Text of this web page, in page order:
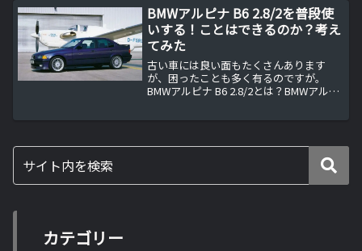
BMW5シリーズをベースにしたアルピナ
D5は...
BMWアルピナ B6 2.8/2を普段使
いする！ことはできるのか？考え
てみた
古い車には良い面もたくさんあります
が、困ったことも多く有るのですが。
BMWアルピナ B6 2.8/2とは？BMWアルピ
カテゴリー